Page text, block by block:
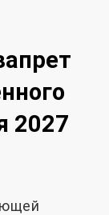
2027